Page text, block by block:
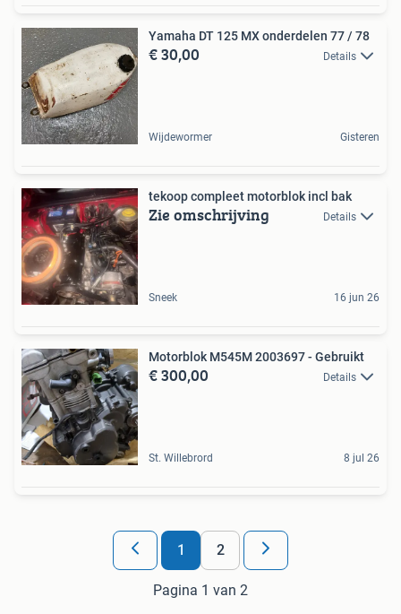
Yamaha DT 125 MX onderdelen 77 / 78
€ 30,00 Details
Wijdewormer Gisteren
tekoop compleet motorblok incl bak
Zie omschrijving Details
Sneek 16 jun 26
Motorblok M545M 2003697 - Gebruikt
€ 300,00 Details
St. Willebrord 8 jul 26
1 2
Pagina 1 van 2